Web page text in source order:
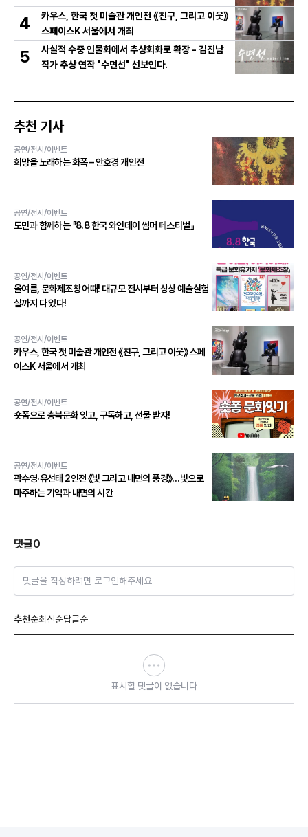
4
카우스, 한국 첫 미술관 개인전 《친구, 그리고 이웃》
스페이스K 서울에서 개최
5
사실적 수중 인물화에서 추상회화로 확장 - 김진남
작가 추상 연작 "수면선" 선보인다.
추천 기사
공연/전시/이벤트
희망을 노래하는 화폭 – 안호경 개인전
공연/전시/이벤트
도민과 함께하는 『8.8 한국 와인데이 썸머 페스티벌』
공연/전시/이벤트
올여름, 문화제조창 어때! 대규모 전시부터 상상 예술실험
실까지 다 있다!
공연/전시/이벤트
카우스, 한국 첫 미술관 개인전 《친구, 그리고 이웃》 스페
이스K 서울에서 개최
공연/전시/이벤트
숏폼으로 충북문화 잇고, 구독하고, 선물 받자!
공연/전시/이벤트
곽수영·유선태 2인전 《빛 그리고 내면의 풍경》…빛으로
마주하는 기억과 내면의 시간
댓글0
댓글을 작성하려면 로그인해주세요
추천순최신순답글순
표시할 댓글이 없습니다